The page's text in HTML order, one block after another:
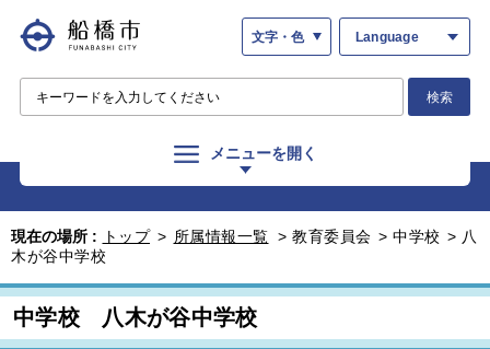
文字・色 Language
検索
メニューを開く
現在の場所 : トップ > 所属情報一覧 > 教育委員会 > 中学校 > 八
木が谷中学校
中学校 八木が谷中学校